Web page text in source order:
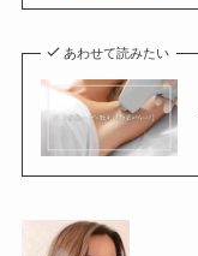
あわせて読みたい